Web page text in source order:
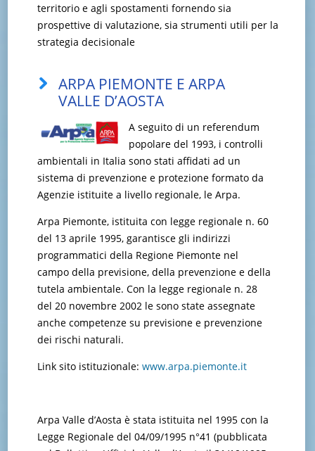
territorio e agli spostamenti fornendo sia
prospettive di valutazione, sia strumenti utili per la
strategia decisionale
ARPA PIEMONTE E ARPA
VALLE D’AOSTA
A seguito di un referendum
popolare del 1993, i controlli
ambientali in Italia sono stati affidati ad un
sistema di prevenzione e protezione formato da
Agenzie istituite a livello regionale, le Arpa.
Arpa Piemonte, istituita con legge regionale n. 60
del 13 aprile 1995, garantisce gli indirizzi
programmatici della Regione Piemonte nel
campo della previsione, della prevenzione e della
tutela ambientale. Con la legge regionale n. 28
del 20 novembre 2002 le sono state assegnate
anche competenze su previsione e prevenzione
dei rischi naturali.
Link sito istituzionale:www.arpa.piemonte.it
Arpa Valle d’Aosta è stata istituita nel 1995 con la
Legge Regionale del 04/09/1995 n°41 (pubblicata